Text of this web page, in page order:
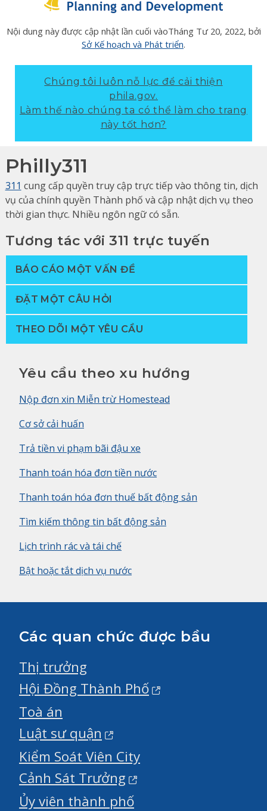
Nội dung này được cập nhật lần cuối vàoTháng Tư 20, 2022, bởi
Sở Kế hoạch và Phát triển.
Chúng tôi luôn nỗ lực để cải thiện
phila.gov.
Làm thế nào chúng ta có thể làm cho trang
này tốt hơn?
Philly311
311 cung cấp quyền truy cập trực tiếp vào thông tin, dịch
vụ của chính quyền Thành phố và cập nhật dịch vụ theo
thời gian thực. Nhiều ngôn ngữ có sẵn.
Tương tác với 311 trực tuyến
BÁO CÁO MỘT VẤN ĐỀ
ĐẶT MỘT CÂU HỎI
THEO DÕI MỘT YÊU CẦU
Yêu cầu theo xu hướng
Nộp đơn xin Miễn trừ Homestead
Cơ sở cải huấn
Trả tiền vi phạm bãi đậu xe
Thanh toán hóa đơn tiền nước
Thanh toán hóa đơn thuế bất động sản
Tìm kiếm thông tin bất động sản
Lịch trình rác và tái chế
Bật hoặc tắt dịch vụ nước
Các quan chức được bầu
Thị trưởng
Hội Đồng Thành Phố
Toà án
Luật sư quận
Kiểm Soát Viên City
Cảnh Sát Trưởng
Ủy viên thành phố